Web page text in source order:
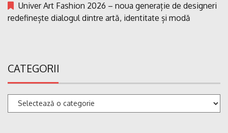
Univer Art Fashion 2026 – noua generație de designeri
redefinește dialogul dintre artă, identitate și modă
CATEGORII
Categorii